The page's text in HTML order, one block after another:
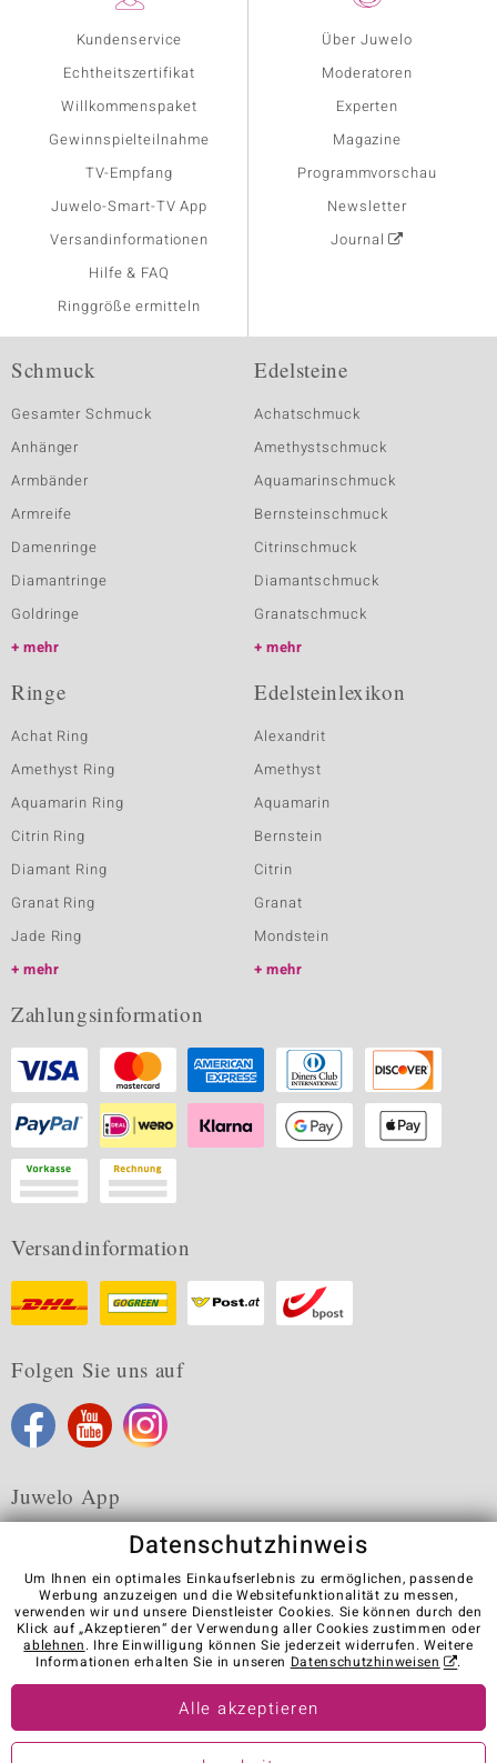
Kundenservice
Echtheitszertifikat
Willkommenspaket
Gewinnspielteilnahme
TV-Empfang
Juwelo-Smart-TV App
Versandinformationen
Hilfe & FAQ
Ringgröße ermitteln
Über Juwelo
Moderatoren
Experten
Magazine
Programmvorschau
Newsletter
Journal
Schmuck
Gesamter Schmuck
Anhänger
Armbänder
Armreife
Damenringe
Diamantringe
Goldringe
mehr
Edelsteine
Achatschmuck
Amethystschmuck
Aquamarinschmuck
Bernsteinschmuck
Citrinschmuck
Diamantschmuck
Granatschmuck
mehr
Ringe
Achat Ring
Amethyst Ring
Aquamarin Ring
Citrin Ring
Diamant Ring
Granat Ring
Jade Ring
mehr
Edelsteinlexikon
Alexandrit
Amethyst
Aquamarin
Bernstein
Citrin
Granat
Mondstein
mehr
Zahlungsinformation
Versandinformation
Folgen Sie uns auf
Juwelo App
Karriere AGB Datenschutz Cookies
Impressum
Kontakt
Vertrag widerrufen
Visit our stores in other countries:
© Juwelo Deutschland GmbH (ein Tochterunternehmen der elumeo
Datenschutzhinweis
Um Ihnen ein optimales Einkaufserlebnis zu ermöglichen, passende
Werbung anzuzeigen und die Websitefunktionalität zu messen,
verwenden wir und unsere Dienstleister Cookies. Sie können durch den
Klick auf „Akzeptieren“ der Verwendung aller Cookies zustimmen oder
ablehnen. Ihre Einwilligung können Sie jederzeit widerrufen. Weitere
Informationen erhalten Sie in unseren Datenschutzhinweisen .
Alle akzeptieren